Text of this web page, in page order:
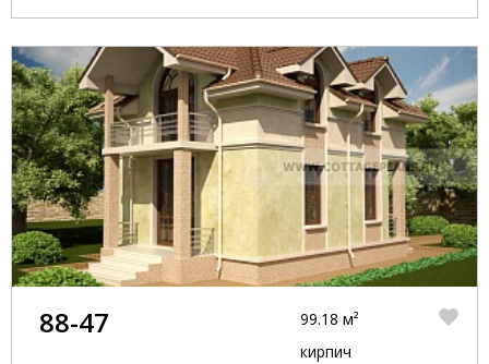
88-47
99.18 м²
кирпич